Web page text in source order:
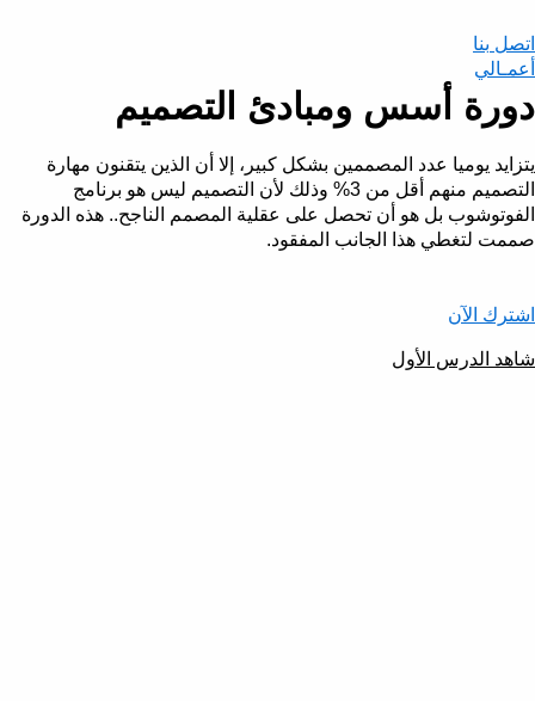
اتصل بنا
أعمـالي
دورة أسس ومبادئ التصميم
يتزايد يوميا عدد المصممين بشكل كبير، إلا أن الذين يتقنون مهارة
التصميم منهم أقل من 3% وذلك لأن التصميم ليس هو برنامج
الفوتوشوب بل هو أن تحصل على عقلية المصمم الناجح.. هذه الدورة
صممت لتغطي هذا الجانب المفقود.
اشترك الآن
شاهد الدرس الأول